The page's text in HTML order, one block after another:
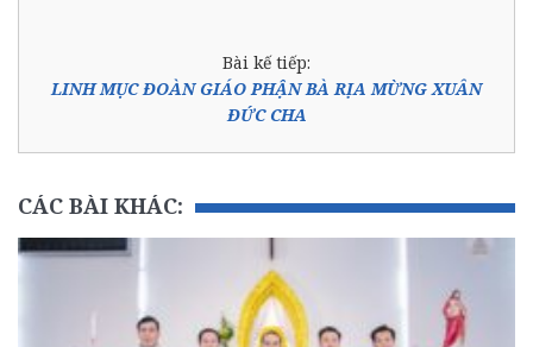
Bài kế tiếp:
LINH MỤC ĐOÀN GIÁO PHẬN BÀ RỊA MỪNG XUÂN
ĐỨC CHA
CÁC BÀI KHÁC: